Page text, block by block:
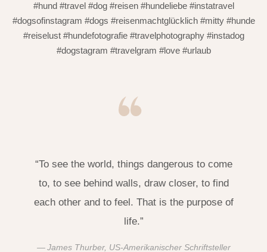
#hund #travel #dog #reisen #hundeliebe #instatravel
#dogsofinstagram #dogs #reisenmachtglücklich #mitty #hunde
#reiselust #hundefotografie #travelphotography #instadog
#dogstagram #travelgram #love #urlaub
“To see the world, things dangerous to come
to, to see behind walls, draw closer, to find
each other and to feel. That is the purpose of
life.”
James Thurber, US-Amerikanischer Schriftsteller